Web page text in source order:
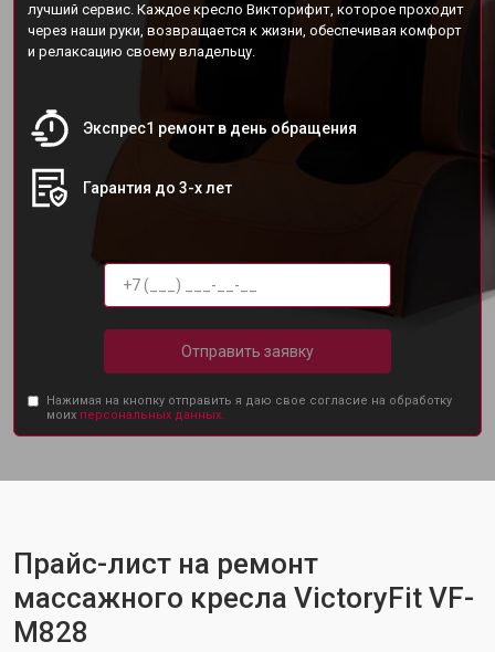
лучший сервис. Каждое кресло Викторифит, которое проходит
через наши руки, возвращается к жизни, обеспечивая комфорт
и релаксацию своему владельцу.
Экспрес1 ремонт в день обращения
Гарантия до 3-х лет
Отправить заявку
Нажимая на кнопку отправить я даю свое согласие на обработку
моих персональных данных.
Прайс-лист на ремонт
массажного кресла VictoryFit VF-
M828